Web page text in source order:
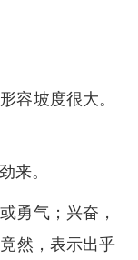
容坡度很大。
来。
勇气；兴奋，
然，表示出乎